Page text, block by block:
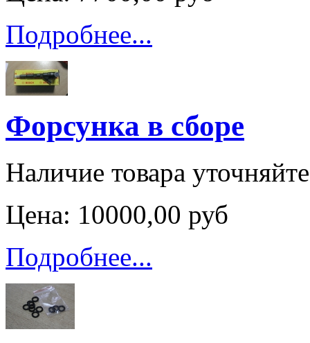
Подробнее...
Форсунка в сборе
Наличие товара
Цена: 10000,00 руб
Подробнее...